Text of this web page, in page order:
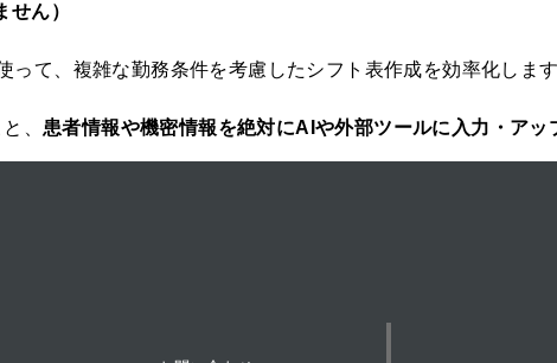
ん）
て、複雑な勤務条件を考慮したシフト表作成を効率化します
、 患者情報や機密情報を絶対にAIや外部ツールに入力・アッ